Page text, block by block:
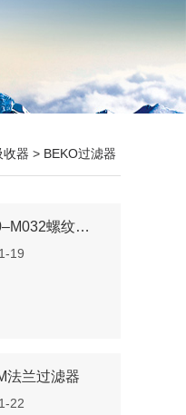
收器 > BEKO过滤器
进口BEKO S040–M032螺纹过滤器
19
法兰过滤器
22